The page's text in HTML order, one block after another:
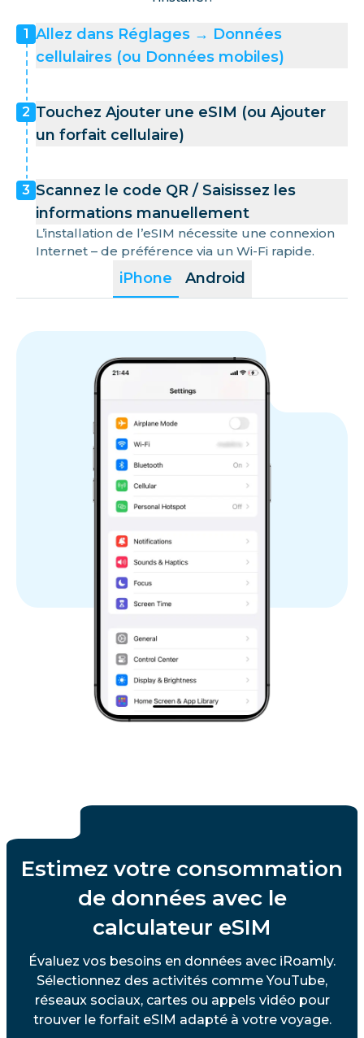
iPhone Android
1 Allez dans Réglages → Données
cellulaires (ou Données mobiles)
2 Touchez Ajouter une eSIM (ou Ajouter
un forfait cellulaire)
3 Scannez le code QR / Saisissez les
informations manuellement
L’installation de l’eSIM nécessite une connexion
Internet – de préférence via un Wi-Fi rapide.
Estimez votre consommation
de données avec le
calculateur eSIM
Évaluez vos besoins en données avec iRoamly.
Sélectionnez des activités comme YouTube,
réseaux sociaux, cartes ou appels vidéo pour
trouver le forfait eSIM adapté à votre voyage.